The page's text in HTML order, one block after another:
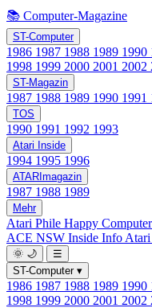
📚 Computer-Magazine
ST-Computer
1986 1987 1988 1989 1990
1998 1999 2000 2001 2002
ST-Magazin
1987 1988 1989 1990 1991
TOS
1990 1991 1992 1993
Atari Inside
1994 1995 1996
ATARImagazin
1987 1988 1989
Mehr
Atari Phile Happy Computer
ACE NSW Inside Info
🌞 🌙
☰
ST-Computer ▾
1986 1987 1988 1989 1990
1998 1999 2000 2001 2002